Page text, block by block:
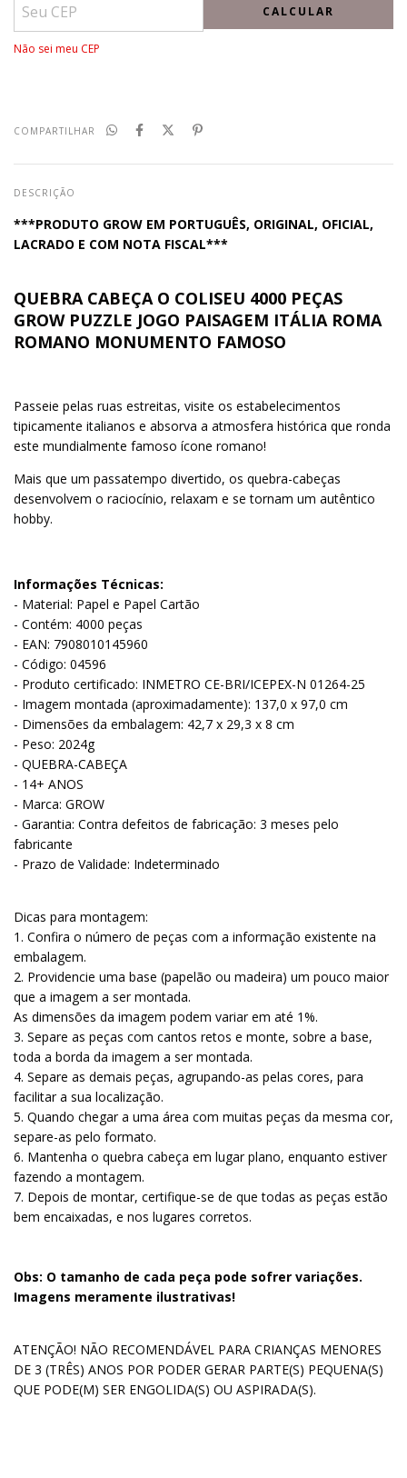
CALCULAR
Não sei meu CEP
COMPARTILHAR
DESCRIÇÃO
***PRODUTO GROW EM PORTUGUÊS, ORIGINAL, OFICIAL,
LACRADO E COM NOTA FISCAL***
QUEBRA CABEÇA O COLISEU 4000 PEÇAS
GROW PUZZLE JOGO PAISAGEM ITÁLIA ROMA
ROMANO MONUMENTO FAMOSO
Passeie pelas ruas estreitas, visite os estabelecimentos
tipicamente italianos e absorva a atmosfera histórica que ronda
este mundialmente famoso ícone romano!
Mais que um passatempo divertido, os quebra-cabeças
desenvolvem o raciocínio, relaxam e se tornam um autêntico
hobby.
Informações Técnicas:
- Material: Papel e Papel Cartão
- Contém: 4000 peças
- EAN: 7908010145960
- Código: 04596
- Produto certificado: INMETRO CE-BRI/ICEPEX-N 01264-25
- Imagem montada (aproximadamente): 137,0 x 97,0 cm
- Dimensões da embalagem: 42,7 x 29,3 x 8 cm
- Peso: 2024g
- QUEBRA-CABEÇA
- 14+ ANOS
- Marca: GROW
- Garantia: Contra defeitos de fabricação: 3 meses pelo
fabricante
- Prazo de Validade: Indeterminado
Dicas para montagem:
1. Confira o número de peças com a informação existente na
embalagem.
2. Providencie uma base (papelão ou madeira) um pouco maior
que a imagem a ser montada.
As dimensões da imagem podem variar em até 1%.
3. Separe as peças com cantos retos e monte, sobre a base,
toda a borda da imagem a ser montada.
4. Separe as demais peças, agrupando-as pelas cores, para
facilitar a sua localização.
5. Quando chegar a uma área com muitas peças da mesma cor,
separe-as pelo formato.
6. Mantenha o quebra cabeça em lugar plano, enquanto estiver
fazendo a montagem.
7. Depois de montar, certifique-se de que todas as peças estão
bem encaixadas, e nos lugares corretos.
Obs: O tamanho de cada peça pode sofrer variações.
Imagens meramente ilustrativas!
ATENÇÃO! NÃO RECOMENDÁVEL PARA CRIANÇAS MENORES
DE 3 (TRÊS) ANOS POR PODER GERAR PARTE(S) PEQUENA(S)
QUE PODE(M) SER ENGOLIDA(S) OU ASPIRADA(S).